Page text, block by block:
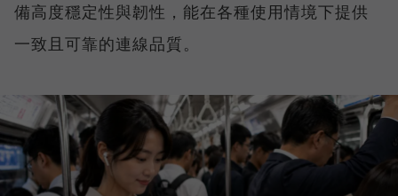
備高度穩定性與韌性，能在各種使用情境下提供
一致且可靠的連線品質。